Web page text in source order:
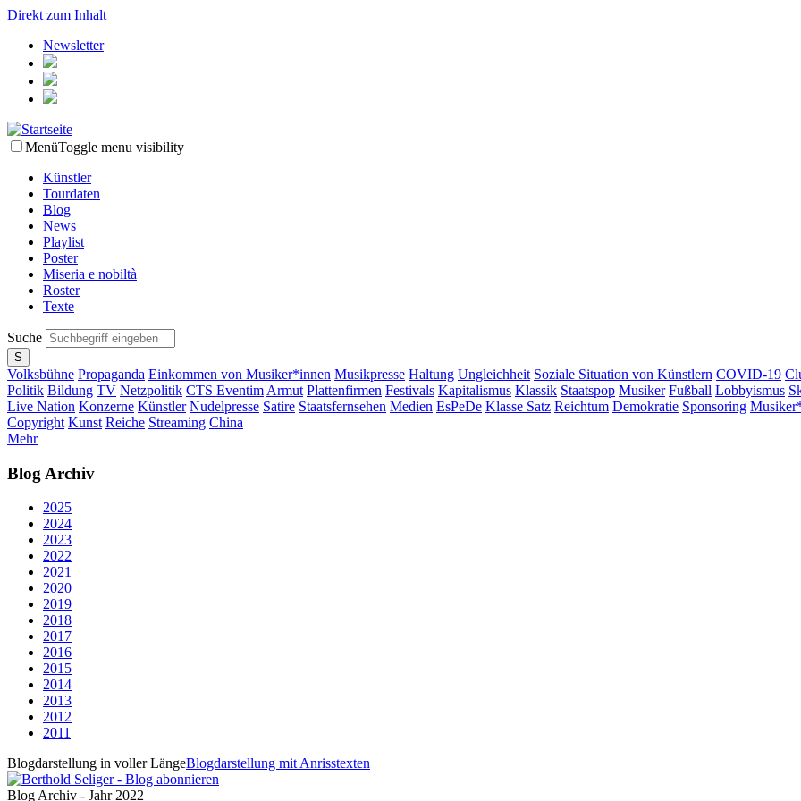
Direkt zum Inhalt
Newsletter
MenüToggle menu visibility
Künstler
Tourdaten
Blog
News
Playlist
Poster
Miseria e nobiltà
Roster
Texte
Suche
Volksbühne Propaganda Einkommen von Musiker*innen Musikpresse Haltung Ungleichheit Soziale Situation von Künstlern COVID-19
Politik Bildung TV Netzpolitik CTS Eventim Armut Plattenfirmen Festivals Kapitalismus Klassik Staatspop Musiker Fußball Lobbyismus
Live Nation Konzerne Künstler Nudelpresse Satire Staatsfernsehen Medien EsPeDe Klasse Satz Reichtum Demokratie Sponsoring
Copyright Kunst Reiche Streaming China
Mehr
Blog Archiv
2025
2024
2023
2022
2021
2020
2019
2018
2017
2016
2015
2014
2013
2012
2011
Blogdarstellung in voller LängeBlogdarstellung mit Anrisstexten
Blog Archiv - Jahr 2022